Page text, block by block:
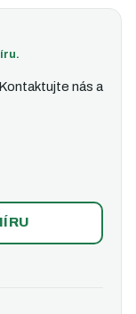
nás a